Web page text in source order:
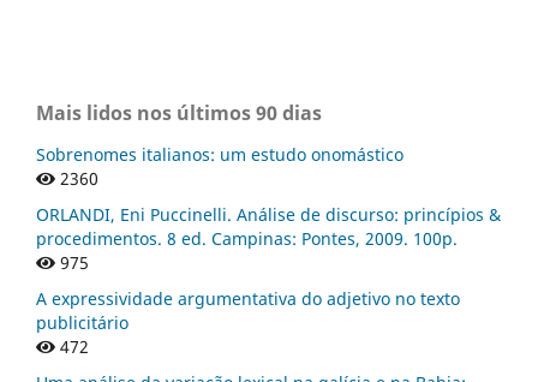
Mais lidos nos últimos 90 dias
Sobrenomes italianos: um estudo onomástico
2360
ORLANDI, Eni Puccinelli. Análise de discurso: princípios &
procedimentos. 8 ed. Campinas: Pontes, 2009. 100p.
975
A expressividade argumentativa do adjetivo no texto
publicitário
472